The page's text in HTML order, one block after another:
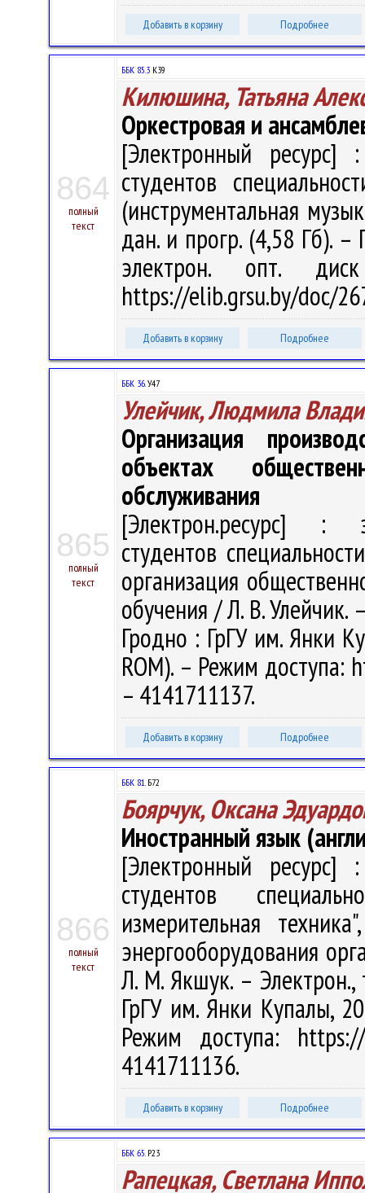
Добавить в корзину Подробнее
864
полный
текст
ББК 85.3 К39
Килюшина, Татьяна
Оркестровая и
[Электронный ресурс]
студентов
(инструментальная
дан. и прогр. (4,58 Гб).
электрон. опт.
https://elib.grsu.by/doc/
Добавить в корзину Подробнее
865
полный
текст
ББК 36.У47
Улейчик, Людмила
Организация
объектах
обслуживания
[Электрон.ресурс] :
студентов
организация
обучения / Л. В. Улейчик.
Гродно : ГрГУ им. Янки
ROM). – Режим доступа:
– 4141711137.
Добавить в корзину Подробнее
866
полный
текст
ББК 81.Б72
Боярчук, Оксана
Иностранный язык
[Электронный ресурс]
студентов
измерительная
энергооборудования
Л. М. Якшук. – Электрон.,
ГрГУ им. Янки Купалы,
Режим доступа:
4141711136.
Добавить в корзину Подробнее
ББК 65.Р23
Рапецкая, Светлана